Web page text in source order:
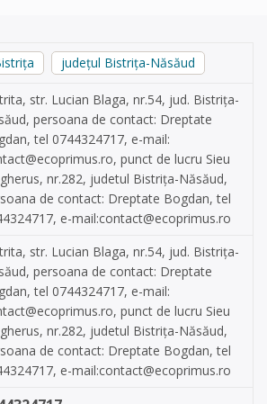
județul Bistrița-Năsăud
str. Lucian Blaga, nr.54, jud. Bistrița-
persoana de contact: Dreptate
tel 0744324717, e-mail:
, punct de lucru Sieu
nr.282, judetul Bistrița-Năsăud,
de contact: Dreptate Bogdan, tel
e-mail:contact@ecoprimus.ro
str. Lucian Blaga, nr.54, jud. Bistrița-
persoana de contact: Dreptate
tel 0744324717, e-mail:
, punct de lucru Sieu
nr.282, judetul Bistrița-Năsăud,
de contact: Dreptate Bogdan, tel
e-mail:contact@ecoprimus.ro